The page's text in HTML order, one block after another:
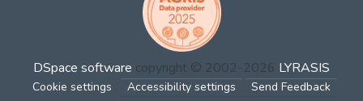
DSpace software copyright © 2002-2026 LYRASIS
Cookie settings Accessibility settings Send Feedback